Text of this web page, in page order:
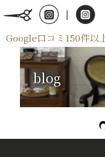
|
Google口コミ150件
blog